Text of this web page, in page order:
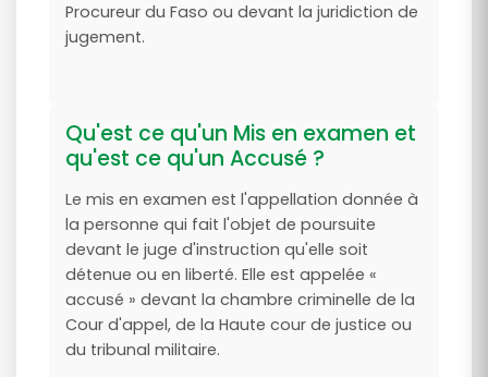
Procureur du Faso ou devant la juridiction de
jugement.
Qu'est ce qu'un Mis en examen et
qu'est ce qu'un Accusé ?
Le mis en examen est l'appellation donnée à
la personne qui fait l'objet de poursuite
devant le juge d'instruction qu'elle soit
détenue ou en liberté. Elle est appelée «
accusé » devant la chambre criminelle de la
Cour d'appel, de la Haute cour de justice ou
du tribunal militaire.